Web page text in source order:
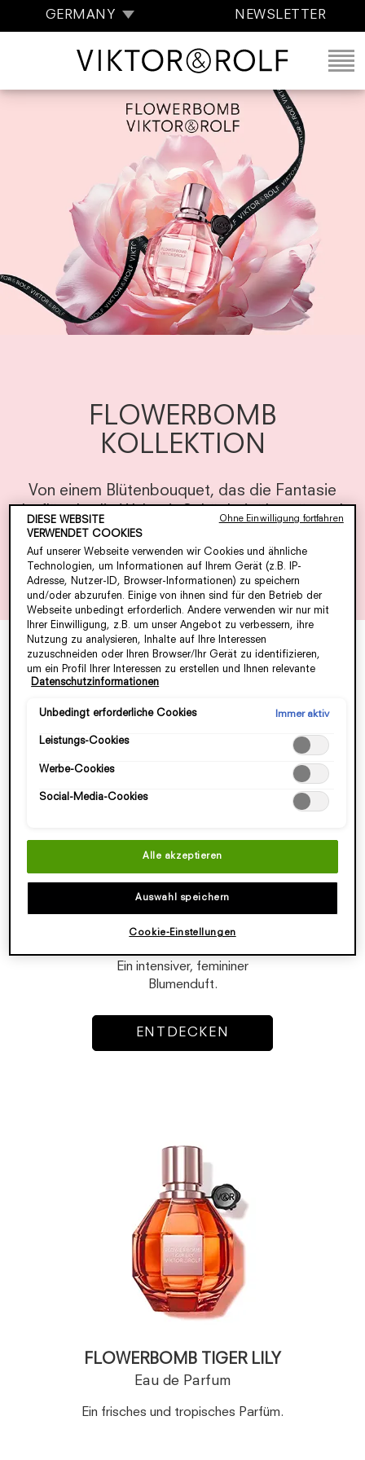
GERMANY NEWSLETTER
FLOWERBOMB
KOLLEKTION
Von einem Blütenbouquet, das die Fantasie
beflügelt, die Welt mit Schönheit übersät und
Negatives in Positives verwandelt.
FLOWERBOMB EXTRÊME
Eau de Parfum
Ein intensiver, femininer
Blumenduft.
ENTDECKEN
FLOWERBOMB TIGER LILY
Eau de Parfum
Ein frisches und tropisches Parfüm.
DIESE WEBSITE
VERWENDET COOKIES
Auf unserer Webseite verwenden wir Cookies und ähnliche
Technologien, um Informationen auf Ihrem Gerät (z.B. IP-
Adresse, Nutzer-ID, Browser-Informationen) zu speichern
und/oder abzurufen. Einige von ihnen sind für den Betrieb der
Webseite unbedingt erforderlich. Andere verwenden wir nur mit
Ihrer Einwilligung, z.B. um unser Angebot zu verbessern, ihre
Nutzung zu analysieren, Inhalte auf Ihre Interessen
zuzuschneiden oder Ihren Browser/Ihr Gerät zu identifizieren,
um ein Profil Ihrer Interessen zu erstellen und Ihnen relevante
Werbung auf anderen Onlineangeboten zu zeigen. Sie können
ablehnen ("Ohne Einwilligung fortfahren") oder die Einstellungen
speichern"). Zudem können Sie Ihre Einstellungen (unter dem
Link "Cookie-Einstellungen") jederzeit aufrufen und nachträglich
anpassen. Weitere Informationen enthalten unsere
Datenschutzinformationen
Unbedingt erforderliche Cookies Immer aktiv
Leistungs-Cookies
Werbe-Cookies
Social-Media-Cookies
Alle akzeptieren
Auswahl speichern
Cookie-Einstellungen
Ohne Einwilligung fortfahren